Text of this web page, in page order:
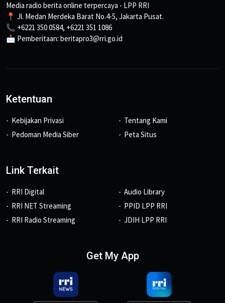
Media radio berita online terpercaya - LPP RRI
📍 Jl. Medan Merdeka Barat No.4-5, Jakarta Pusat.
📞 +6221 350 0584, +6221 351 1086
📩 Pemberitaan: beritapro3@rri.go.id
Ketentuan
Kebijakan Privasi
Pedoman Media Siber
Tentang Kami
Peta Situs
Link Terkait
RRI Digital
RRI NET Streaming
RRI Radio Streaming
Audio Library
PPID LPP RRI
JDIH LPP RRI
Get My App